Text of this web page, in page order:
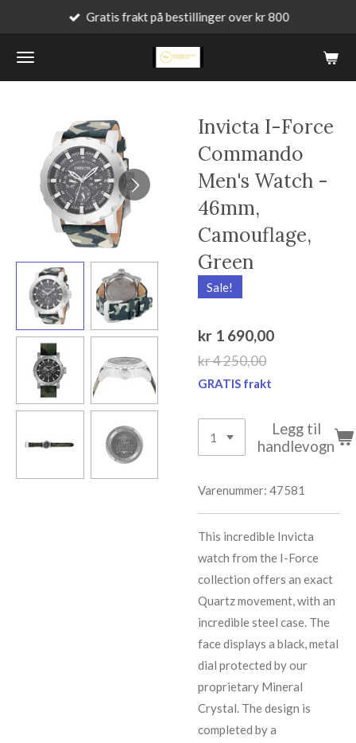
hovedinnhold
Gratis frakt på bestillinger over kr 800
Invicta I-Force
Commando
Men's Watch -
46mm,
Camouflage,
Green
Sale!
kr 1 690,00
kr 4 250,00
GRATIS frakt
Legg til
handlevogn
Varenummer: 47581
This incredible Invicta
watch from the I-Force
collection offers an exact
Quartz movement, with an
incredible steel case. The
face displays a black, metal
dial protected by our
proprietary Mineral
Crystal. The design is
completed by a